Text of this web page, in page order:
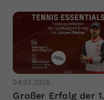
04.03.2026
Großer Erfolg der 1.